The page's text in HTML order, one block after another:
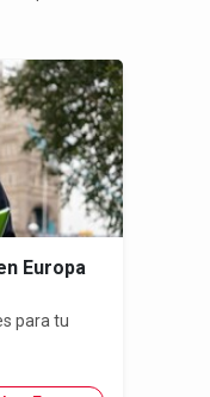
Europa
para tu